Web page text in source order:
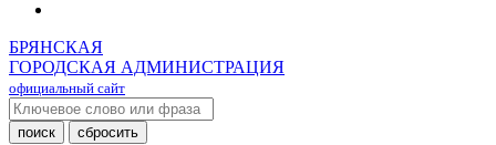
БРЯНСКАЯ
ГОРОДСКАЯ АДМИНИСТРАЦИЯ
официальный сайт